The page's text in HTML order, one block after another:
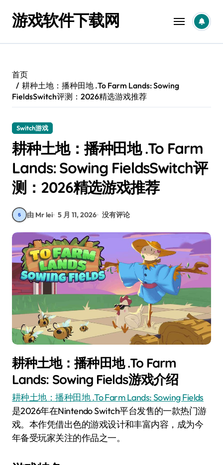
游戏软件下载网
首页
耕种土地：播种田地 .To Farm Lands: Sowing
FieldsSwitch评测：2026精选游戏推荐
Switch游戏
耕种土地：播种田地 .To Farm
Lands: Sowing FieldsSwitch评
测：2026精选游戏推荐
由 Mr lei 5 月 11, 2026 没有评论
耕种土地：播种田地 .To Farm
Lands: Sowing Fields游戏介绍
耕种土地：播种田地 .To Farm Lands: Sowing Fields
是2026年在Nintendo Switch平台发售的一款热门游
戏。本作凭借出色的游戏设计和丰富内容，成为今
年备受玩家关注的作品之一。